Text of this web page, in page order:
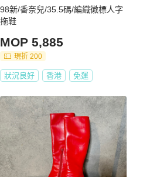
98新/香奈兒/35.5碼/編織徽標人字
拖鞋
MOP 5,885
現折 200
狀況良好 香港 免運